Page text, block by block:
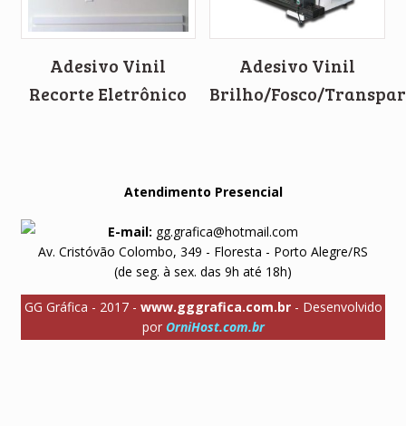
Adesivo Vinil
Recorte Eletrônico
Adesivo Vinil
Brilho/Fosco/
Atendimento Presencial
E-mail: gg.grafica@hotmail.com
Av. Cristóvão Colombo, 349 - Floresta - Porto Alegre/RS
(de seg. à sex. das 9h até 18h)
GG Gráfica - 2017 - www.gggrafica.com.br- Desenvolvido
por OrniHost.com.br